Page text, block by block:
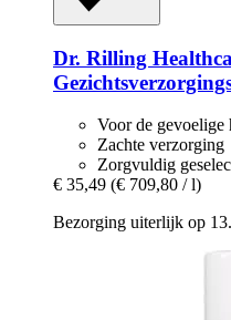
Dr. Rilling
Voor de gevoelige
Zachte verzorging
Zorgvuldig
€ 35,49 (€ 709,80 / l)
Bezorging uiterlijk op